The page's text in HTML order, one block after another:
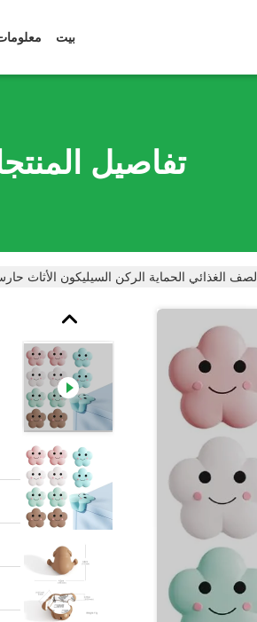
بيت
تفاصيل
الغذائي الحماية الركن السيليكون الأثاث